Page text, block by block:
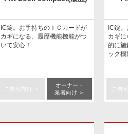
IC錠。お手持ちのＩＣカードが
カギになる。履歴機能機能がつ
いて安心！
ご自宅向け ＞
オーナー・
業者向け ＞
IC錠
カギ
的に施
ック機
ご自